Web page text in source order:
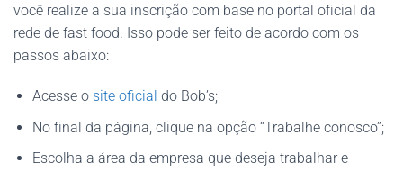
você realize a sua inscrição com base no portal oficial da
rede de fast food. Isso pode ser feito de acordo com os
passos abaixo:
Acesse o site oficial do Bob’s;
No final da página, clique na opção “Trabalhe conosco”;
Escolha a área da empresa que deseja trabalhar e